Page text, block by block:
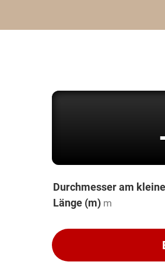
Durchmesser am
Länge (m)